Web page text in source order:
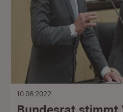
10.06.2022